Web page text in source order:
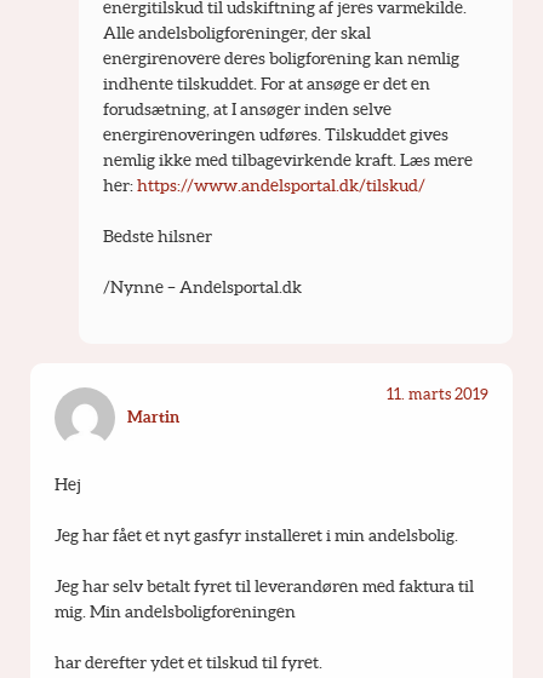
energitilskud til udskiftning af jeres varmekilde.
Alle andelsboligforeninger, der skal
energirenovere deres boligforening kan nemlig
indhente tilskuddet. For at ansøge er det en
forudsætning, at I ansøger inden selve
energirenoveringen udføres. Tilskuddet gives
nemlig ikke med tilbagevirkende kraft. Læs mere
her: https://www.andelsportal.dk/tilskud/
Bedste hilsner
/Nynne – Andelsportal.dk
Martin
11. marts 2019
Hej
Jeg har fået et nyt gasfyr installeret i min andelsbolig.
Jeg har selv betalt fyret til leverandøren med faktura til
mig. Min andelsboligforeningen
har derefter ydet et tilskud til fyret.